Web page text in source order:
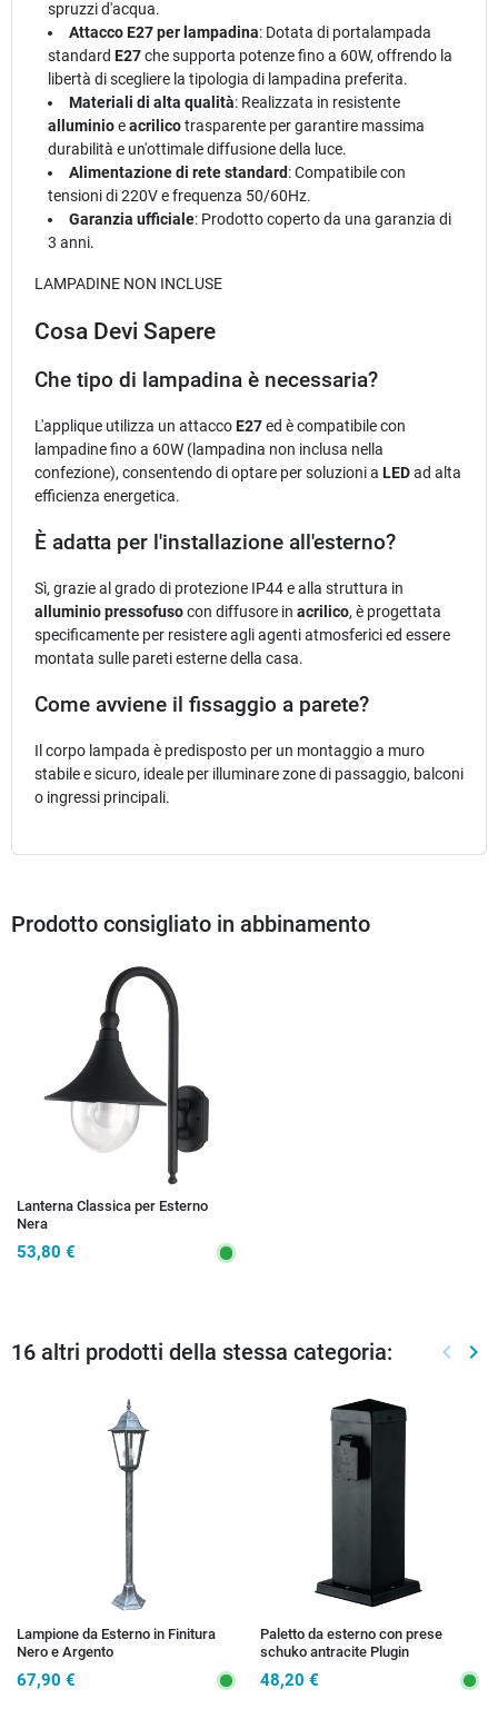
spruzzi d'acqua.
Attacco E27 per lampadina: Dotata di portalampada
standard E27che supporta potenze fino a 60W, offrendo la
libertà di scegliere la tipologia di lampadina preferita.
Materiali di alta qualità: Realizzata in resistente
alluminioeacrilicotrasparente per garantire massima
durabilità e un'ottimale diffusione della luce.
Alimentazione di rete standard: Compatibile con
tensioni di 220V e frequenza 50/60Hz.
Garanzia ufficiale: Prodotto coperto da una garanzia di
3 anni.
LAMPADINE NON INCLUSE
Cosa Devi Sapere
Che tipo di lampadina è necessaria?
L'applique utilizza un attaccoE27ed è compatibile con
lampadine fino a 60W (lampadina non inclusa nella
confezione), consentendo di optare per soluzioni a LEDad alta
efficienza energetica.
È adatta per l'installazione all'esterno?
Sì, grazie al grado di protezione IP44 e alla struttura in
alluminio pressofusocon diffusore in acrilico, è progettata
specificamente per resistere agli agenti atmosferici ed essere
montata sulle pareti esterne della casa.
Come avviene il fissaggio a parete?
Il corpo lampada è predisposto per un montaggio a muro
stabile e sicuro, ideale per illuminare zone di passaggio, balconi
o ingressi principali.
Prodotto consigliato in abbinamento
Lanterna Classica per Esterno
Nera
53,80 €
16 altri prodotti della stessa categoria: keyboard_arrow_left keyboard_arrow_right
Lampione da Esterno in Finitura
Nero e Argento
67,90 €
Paletto da esterno con prese
schuko antracite Plugin
48,20 €